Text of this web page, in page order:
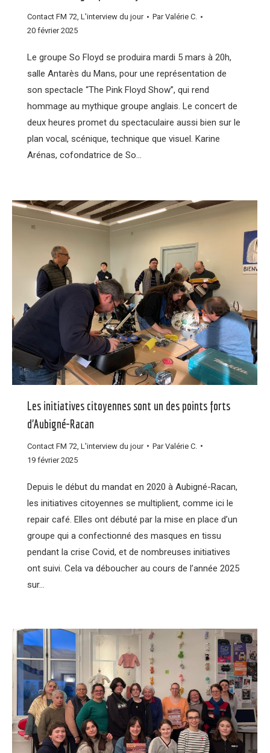
Contact FM 72, L'interview du jour ParValérie C.
20 février 2025
Le groupe So Floyd se produira mardi 5 mars à 20h,
salle Antarès du Mans, pour une représentation de
son spectacle “The Pink Floyd Show”, qui rend
hommage au mythique groupe anglais. Le concert de
deux heures promet du spectaculaire aussi bien sur le
plan vocal, scénique, technique que visuel. Karine
Arénas, cofondatrice de So…
Les initiatives citoyennes sont un des points forts
d’Aubigné-Racan
Contact FM 72 L'interview du jour ParValérie C.
19 février 2025
Depuis le début du mandat en 2020 à Aubigné-Racan,
les initiatives citoyennes se multiplient, comme ici le
repair café. Elles ont débuté par la mise en place d’un
groupe qui a confectionné des masques en tissu
pendant la crise Covid, et de nombreuses initiatives
ont suivi. Cela va déboucher au cours de l’année 2025
sur…